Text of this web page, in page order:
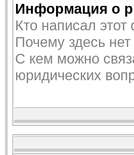
Информация о
Кто написал
Почему здесь
С кем можно
юридических